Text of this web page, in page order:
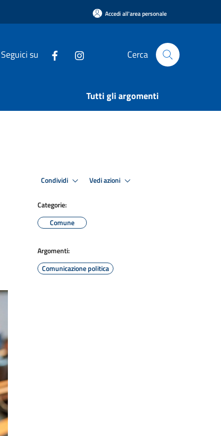
Accedi all'area personale
Seguici su Cerca
Tutti gli argomenti
Condividi Vedi azioni
Categorie:
Comune
Argomenti:
Comunicazione politica